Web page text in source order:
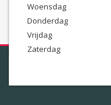
Woensdag
Donderdag
Vrijdag
Zaterdag